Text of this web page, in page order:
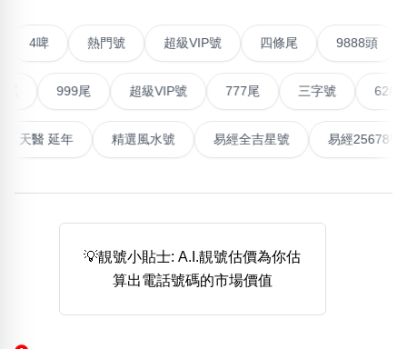
無0 無2無3無4無5 無7無8無9
清除全部分類
搜尋
888尾
999尾 777尾 9字頭 6字頭
無4字
全大數字
5萬以上 生天延 全吉星(全號)
清除全部分類
熱門號 超級VIP號 四條尾 9888頭
999尾 超級VIP號 777尾 三字號 6288頭
能量生氣 天醫 延年 精選風水號 易經全吉星號 易經
💡靚號小貼士: A.I.靚號估價為你估
算出電話號碼的市場價值